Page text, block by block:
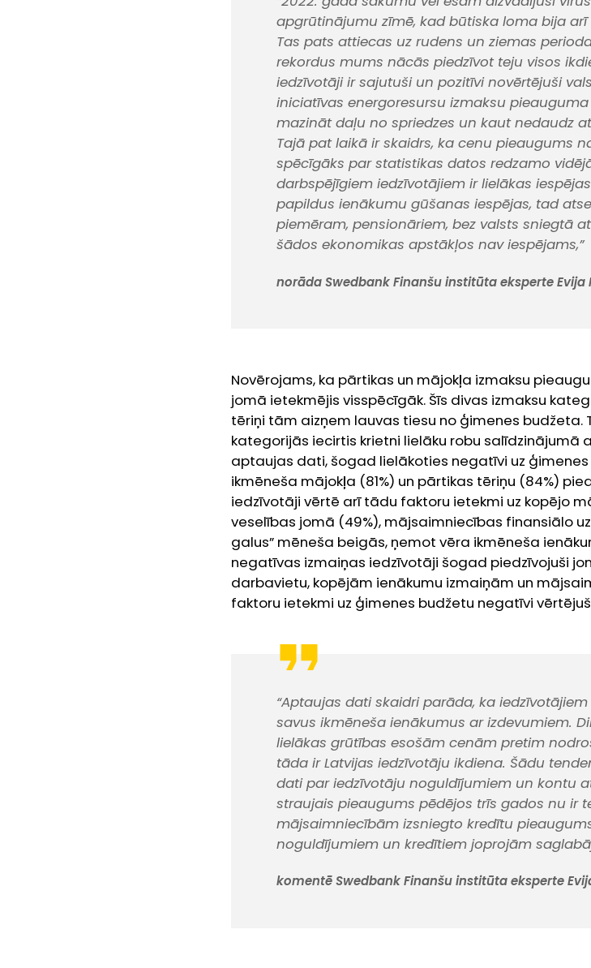
apgrūtinājumu zīmē, kad būtiska loma bija
Tas pats attiecas uz rudens un ziemas
rekordus mums nācās piedzīvot teju visos
iedzīvotāji ir sajutuši un pozitīvi novērtējuši
iniciatīvas energoresursu izmaksu
mazināt daļu no spriedzes un kaut nedaudz
Tajā pat laikā ir skaidrs, ka cenu pieaugums
spēcīgāks par statistikas datos redzamo
darbspējīgiem iedzīvotājiem ir lielākas
papildus ienākumu gūšanas iespējas, tad
piemēram, pensionāriem, bez valsts sniegtā
šādos ekonomikas apstākļos nav iespējams,”
norāda Swedbank Finanšu institūta eksperte Evija
Novērojams, ka pārtikas un mājokļa izmaksu
jomā ietekmējis visspēcīgāk. Šīs divas izmaksu
tēriņi tām aizņem lauvas tiesu no ģimenes
kategorijās iecirtis krietni lielāku robu salīdzinājumā
aptaujas dati, šogad lielākoties negatīvi uz
ikmēneša mājokļa (81%) un pārtikas tēriņu (84%)
iedzīvotāji vērtē arī tādu faktoru ietekmi uz kopējo
veselības jomā (49%), mājsaimniecības finansiālo
galus” mēneša beigās, ņemot vēra ikmēneša
negatīvas izmaiņas iedzīvotāji šogad piedzīvojuši
darbavietu, kopējām ienākumu izmaiņām un
faktoru ietekmi uz ģimenes budžetu negatīvi
“Aptaujas dati skaidri parāda, ka
savus ikmēneša ienākumus ar izdevumiem.
lielākas grūtības esošām cenām pretim
tāda ir Latvijas iedzīvotāju ikdiena. Šādu
dati par iedzīvotāju noguldījumiem un kontu
straujais pieaugums pēdējos trīs gados nu ir
mājsaimniecībām izsniegto kredītu
noguldījumiem un kredītiem joprojām
komentē Swedbank Finanšu institūta eksperte